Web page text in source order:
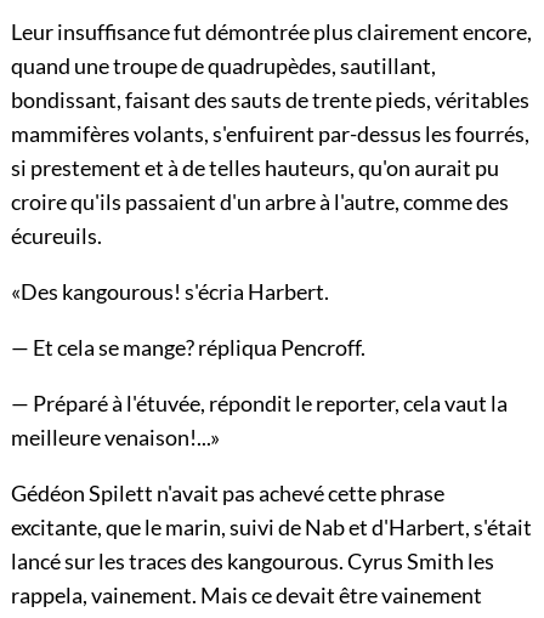
Leur insuffisance fut démontrée plus clairement encore,
quand une troupe de quadrupèdes, sautillant,
bondissant, faisant des sauts de trente pieds, véritables
mammifères volants, s'enfuirent par-dessus les fourrés,
si prestement et à de telles hauteurs, qu'on aurait pu
croire qu'ils passaient d'un arbre à l'autre, comme des
écureuils.
«Des kangourous! s'écria Harbert.
— Et cela se mange? répliqua Pencroff.
— Préparé à l'étuvée, répondit le reporter, cela vaut la
meilleure venaison!...»
Gédéon Spilett n'avait pas achevé cette phrase
excitante, que le marin, suivi de Nab et d'Harbert, s'était
lancé sur les traces des kangourous. Cyrus Smith les
rappela, vainement. Mais ce devait être vainement